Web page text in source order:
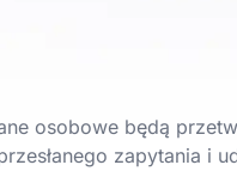
osobowe będą
zapytania i